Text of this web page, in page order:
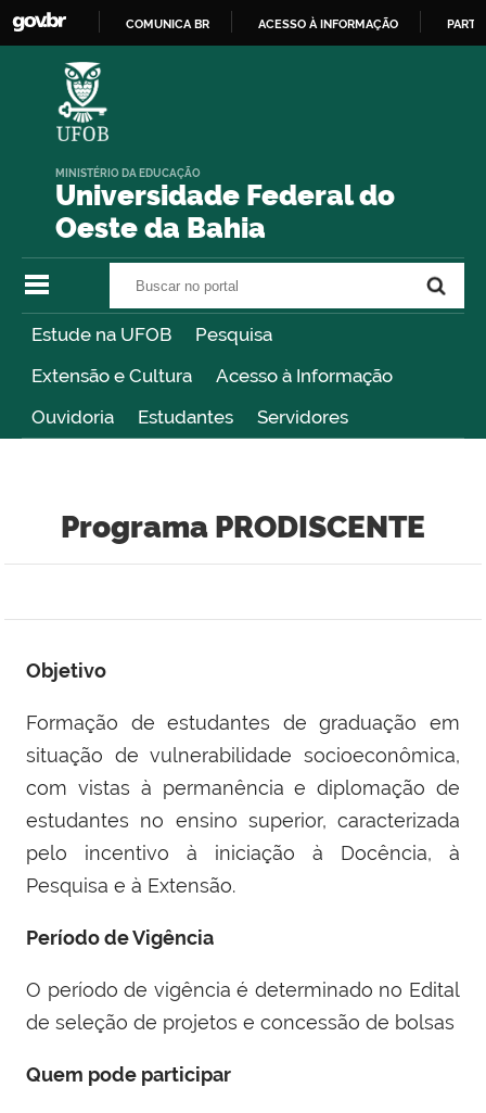
COMUNICA BR ACESSO À INFORMAÇÃO
Universidade Federal do
Oeste da Bahia
MINISTÉRIO DA EDUCAÇÃO
Estude na UFOB
Pesquisa
Extensão e Cultura
Acesso à Informação
Ouvidoria
Estudantes Servidores
Programa PRODISCENTE
Objetivo
Formação de estudantes de graduação em
situação de vulnerabilidade socioeconômica,
com vistas à permanência e diplomação de
estudantes no ensino superior, caracterizada
pelo incentivo à iniciação à Docência, à
Pesquisa e à Extensão.
Período de Vigência
O período de vigência é determinado no Edital
de seleção de projetos e concessão de bolsas
Quem pode participar